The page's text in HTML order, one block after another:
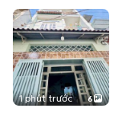
1 phút trước 6